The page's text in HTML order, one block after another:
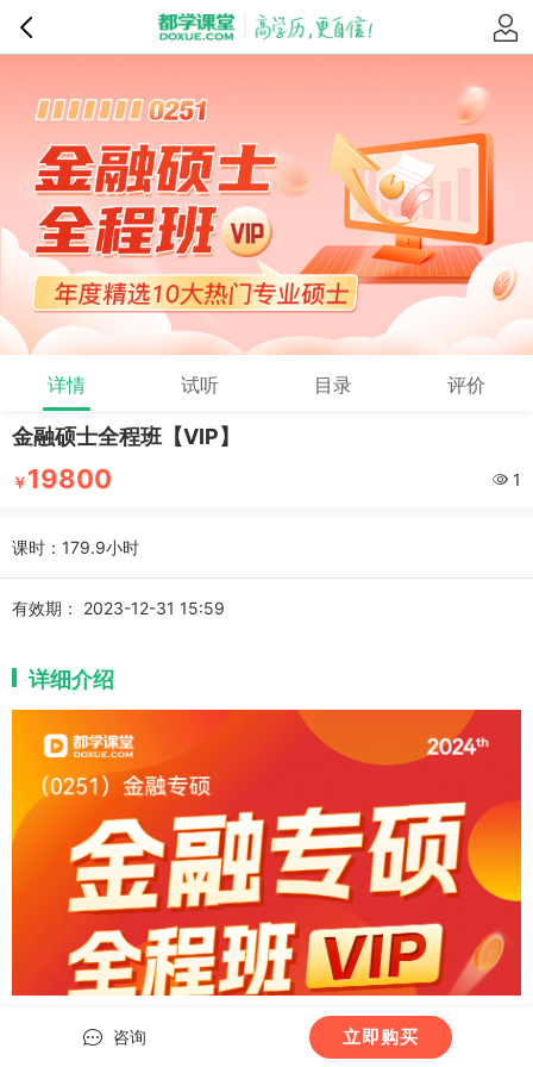
详情 试听 目录 评价
金融硕士全程班【VIP】
￥19800 1
课时：179.9小时
有效期： 2023-12-31 15:59
详细介绍
咨询 立即购买